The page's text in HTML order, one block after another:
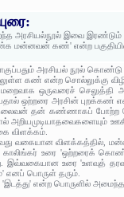
அரசியல்நூல் இவை இரண்டும்
மன்னவன் கண்' என்ற
அரசியல் நூல்
கண் என்ற சொல்லுக்கு
மறைவாக ஒருவரைச்
ஒற்றரை அரசின்
தன் கண்ணாகப் போற்ற
அறியமுடியாதவைகளையும்
விளக்கம்.
வகையான விளக்கத்தில்,
உரை 'ஒற்றரைக்
இவ்வகையான உரை 'உளவுத்
எனப் பொருள் தரும்.
என்ற பொருளில் அமைந்த